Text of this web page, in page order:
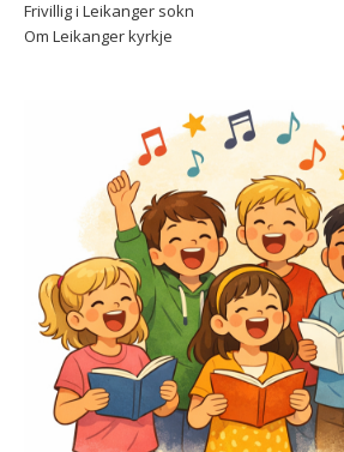
Frivillig i Leikanger sokn
Om Leikanger kyrkje